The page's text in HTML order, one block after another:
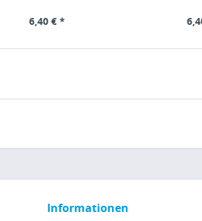
6,40 € *
Informationen